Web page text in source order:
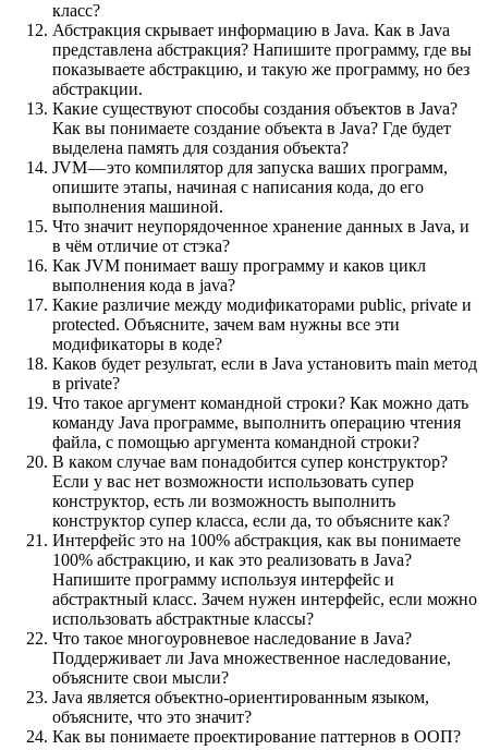
класс?
Абстракция скрывает информацию в Java. Как в Java
представлена абстракция? Напишите программу, где вы
показываете абстракцию, и такую же программу, но без
абстракции.
Какие существуют способы создания объектов в Java?
Как вы понимаете создание объекта в Java? Где будет
выделена память для создания объекта?
JVM — это компилятор для запуска ваших программ,
опишите этапы, начиная с написания кода, до его
выполнения машиной.
Что значит неупорядоченное хранение данных в Java, и
в чём отличие от стэка?
Как JVM понимает вашу программу и каков цикл
выполнения кода в java?
Какие различие между модификаторами public, private и
protected. Объясните, зачем вам нужны все эти
модификаторы в коде?
Каков будет результат, если в Java установить main метод
в private?
Что такое аргумент командной строки? Как можно дать
команду Java программе, выполнить операцию чтения
файла, с помощью аргумента командной строки?
В каком случае вам понадобится супер конструктор?
Если у вас нет возможности использовать супер
конструктор, есть ли возможность выполнить
конструктор супер класса, если да, то объясните как?
Интерфейс это на 100% абстракция, как вы понимаете
100% абстракцию, и как это реализовать в Java?
Напишите программу используя интерфейс и
абстрактный класс. Зачем нужен интерфейс, если можно
использовать абстрактные классы?
Что такое многоуровневое наследование в Java?
Поддерживает ли Java множественное наследование,
объясните свои мысли?
Java является объектно-ориентированным языком,
объясните, что это значит?
Как вы понимаете проектирование паттернов в ООП?